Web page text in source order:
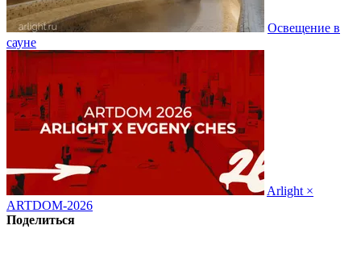
Освещение в
сауне
Arlight ×
ARTDOM-2026
Поделиться